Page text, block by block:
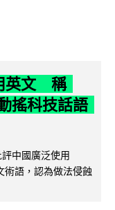
英文 稱
搖科技話語
中國廣泛使用
術語，認為做法侵蝕